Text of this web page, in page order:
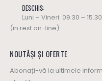
DESCHIS:
Luni – Vineri: 09.30 – 15.30
(in rest on-line)
NOUTĂȘI ȘI OFERTE
Abonați-vă la ultimele